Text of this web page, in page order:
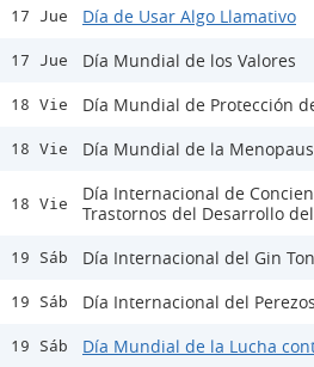
17 Jue Día de Usar Algo Llamativo
17 Jue Día Mundial de los Valores
18 Vie Día Mundial de Protección
18 Vie Día Mundial de la
18 Vie
Día Internacional de
Trastornos del Desarrollo
19 Sáb Día Internacional del Gin
19 Sáb Día Internacional del
19 Sáb Día Mundial de la Lucha